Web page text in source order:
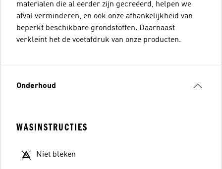
materialen die al eerder zijn gecreëerd, helpen we
afval verminderen, en ook onze afhankelijkheid van
beperkt beschikbare grondstoffen. Daarnaast
verkleint het de voetafdruk van onze producten.
Onderhoud
WASINSTRUCTIES
Niet bleken